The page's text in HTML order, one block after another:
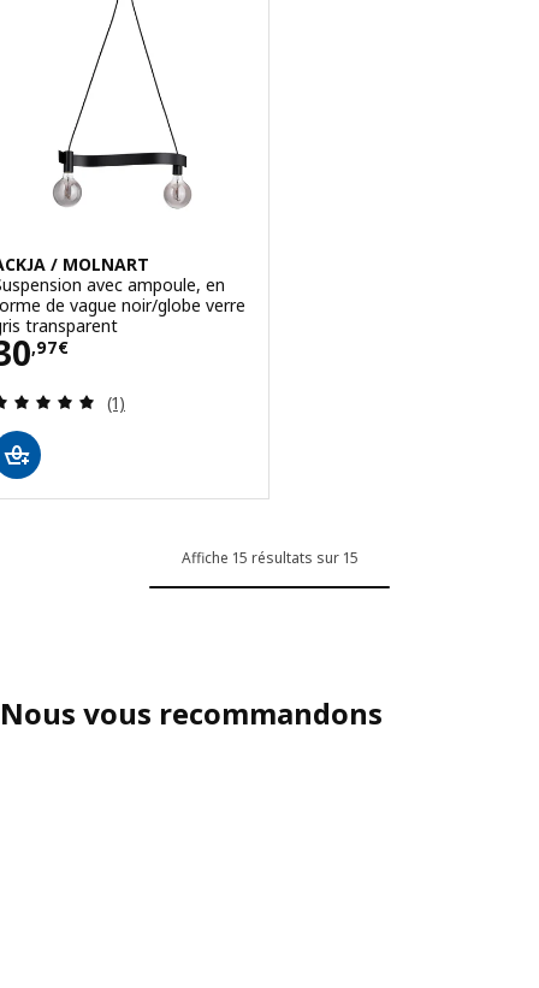
/ MOLNART
avec ampoule, en
de vague noir/globe verre
transparent
,97€
30,97€
Révision: 5 hors de 5 étoiles. Nombre total de
(1)
Affiche 15 résultats sur 15
Nous vous recommandons